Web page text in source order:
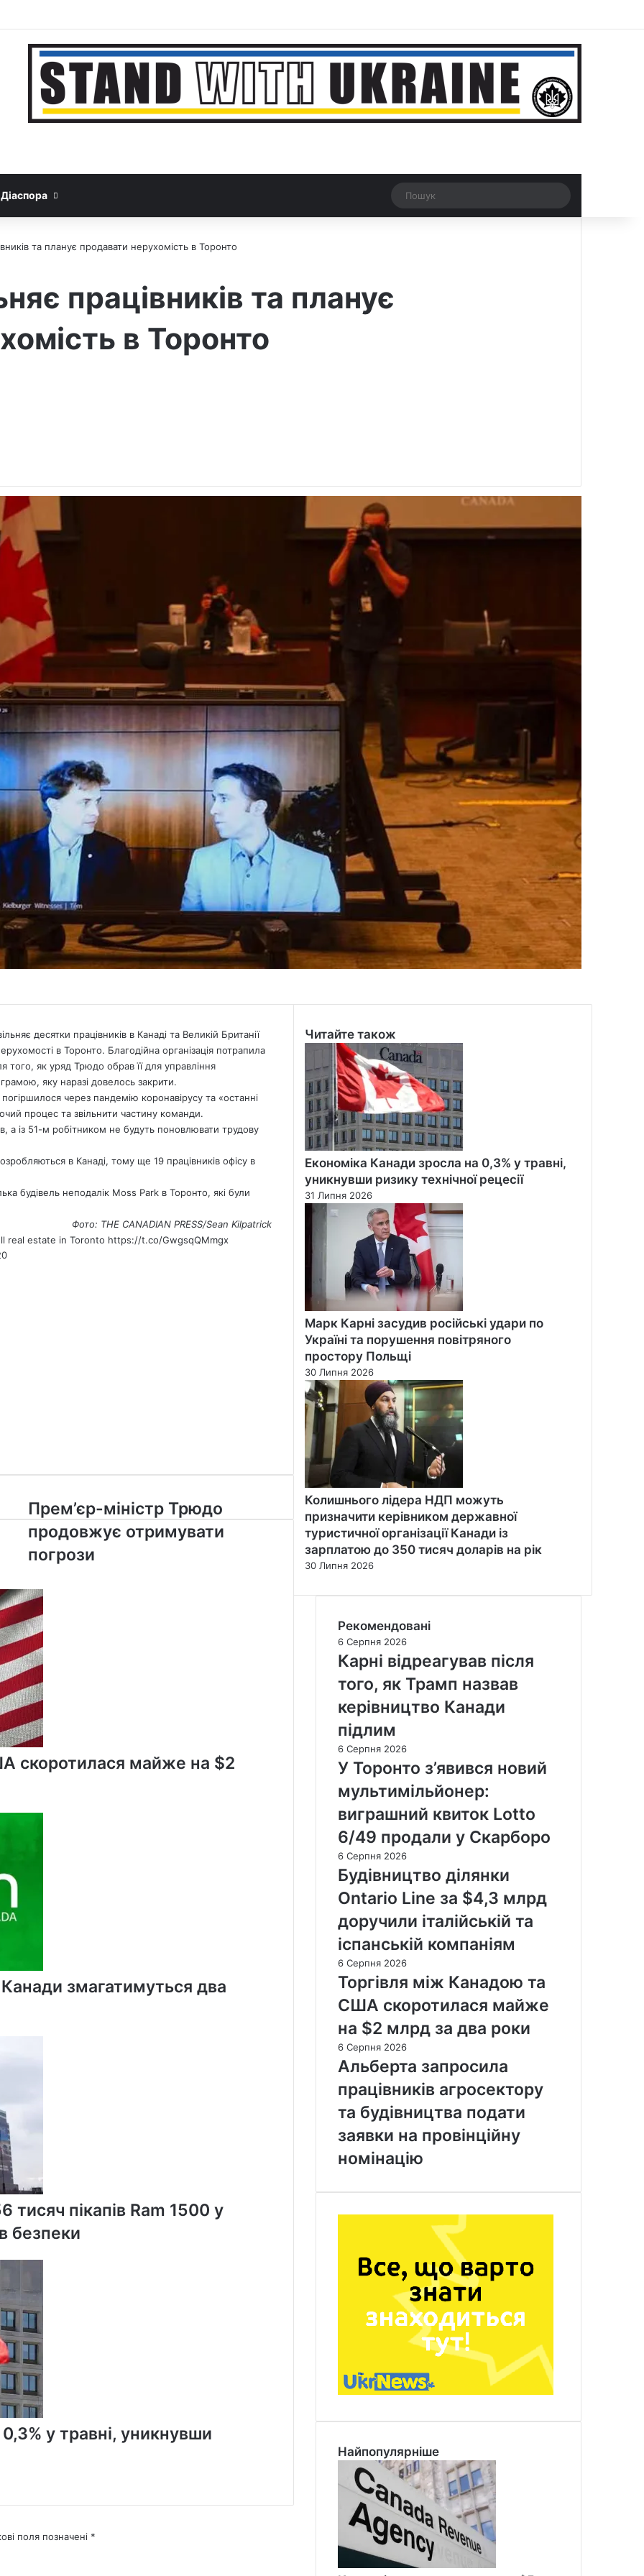
Google News
Threads
Діаспора Рандомна новина
Switch skin
та планує продавати нерухомість в Торонто
працівників та планує
в Торонто
десятки працівників в Канаді та Великій Британії
в Торонто. Благодійна організація потрапила
того, як уряд Трюдо обрав її для управління
яку наразі довелось закрити.
через пандемію коронавірусу та «останні
процес та звільнити частину команди.
а із 51-м робітником не будуть поновлювати трудову
в Канаді, тому ще 19 працівників офісу в
будівель неподалік Moss Park в Торонто, які були
Фото: THE CANADIAN PRESS/Sean Kilpatrick
real estate in Toronto https://t.co/GwgsqQMmgx
Прем’єр-
міністр
Трюдо
продовжує
отримувати
Прем’єр-міністр Трюдо
продовжує отримувати
погрози
скоротилася майже на $2
Канади змагатимуться два
тисяч пікапів Ram 1500 у
безпеки
у травні, уникнувши
поля позначені *
Читайте також
Економіка Канади зросла на 0,3% у травні,
уникнувши ризику технічної рецесії
31 Липня 2026
Марк Карні засудив російські удари по
Україні та порушення повітряного
простору Польщі
30 Липня 2026
Колишнього лідера НДП можуть
призначити керівником державної
туристичної організації Канади із
зарплатою до 350 тисяч доларів на рік
30 Липня 2026
Рекомендовані
6 Серпня 2026
Карні відреагував після
того, як Трамп назвав
керівництво Канади
підлим
6 Серпня 2026
У Торонто з’явився новий
мультимільйонер:
виграшний квиток Lotto
6/49 продали у Скарборо
6 Серпня 2026
Будівництво ділянки
Ontario Line за $4,3 млрд
доручили італійській та
іспанській компаніям
6 Серпня 2026
Торгівля між Канадою та
США скоротилася майже
на $2 млрд за два роки
6 Серпня 2026
Альберта запросила
працівників агросектору
та будівництва подати
заявки на провінційну
номінацію
Найпопулярніше